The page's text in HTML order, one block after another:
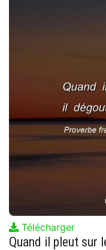
Télécharger